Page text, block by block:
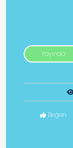
Yayında
Beğen